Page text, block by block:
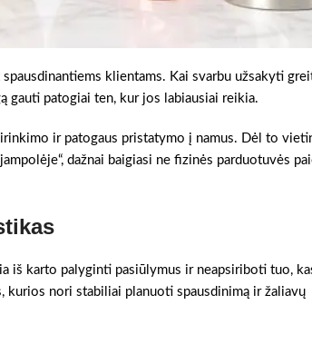
klientams. Kai svarbu užsakyti
gauti patogiai ten, kur jos labiausiai reikia.
ir patogaus pristatymo į namus. Dėl to
dažnai baigiasi ne fizinės parduotuvės
iš karto palyginti pasiūlymus ir neapsiriboti tuo,
kurios nori stabiliai planuoti spausdinimą ir žaliavų